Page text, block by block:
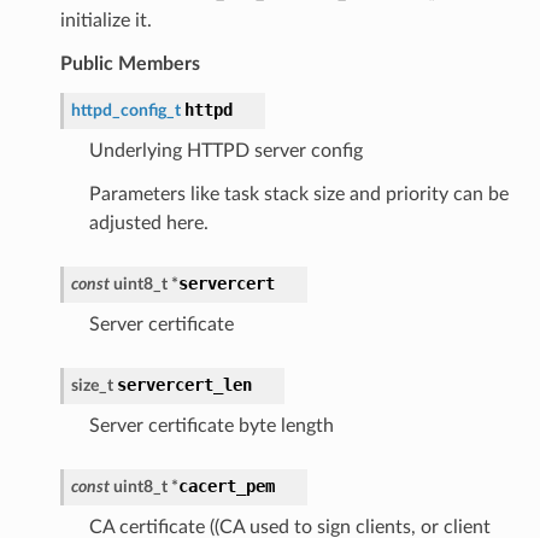
initialize it.
Public Members
httpd_config_t httpd
Underlying HTTPD server config
Parameters like task stack size and priority can be
adjusted here.
const uint8_t *servercert
Server certificate
size_t servercert_len
Server certificate byte length
const uint8_t *cacert_pem
CA certificate ((CA used to sign clients, or client